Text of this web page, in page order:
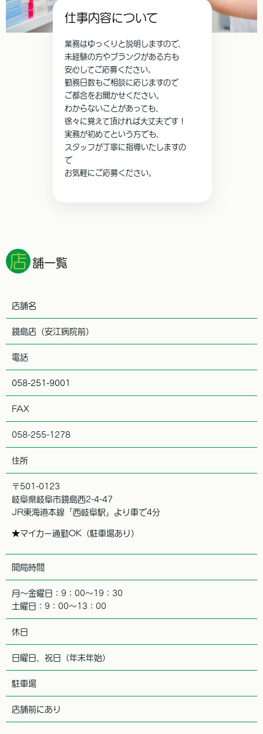
仕事内容について
業務はゆっくりと説明しますので、
未経験の方やブランクがある方も
安心してご応募ください。
勤務日数もご相談に応じますので
ご都合をお聞かせください。
わからないことがあっても、
徐々に覚えて頂ければ大丈夫です！
実務が初めてという方でも、
スタッフが丁寧に指導いたしますの
で
お気軽にご応募ください。
店 舗一覧
店舗名
鏡島店（安江病院前）
電話
058-251-9001
FAX
058-255-1278
住所
〒501-0123
岐阜県岐阜市鏡島西2-4-47
JR東海道本線「西岐阜駅」より車で4分
★マイカー通勤OK（駐車場あり）
開局時間
月～金曜日：9：00～19：30
土曜日：9：00～13：00
休日
日曜日、祝日（年末年始）
駐車場
店舗前にあり